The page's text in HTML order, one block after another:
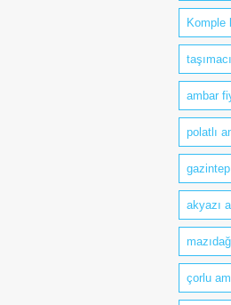
Komple
ambar
polatlı
akyazı
çorlu